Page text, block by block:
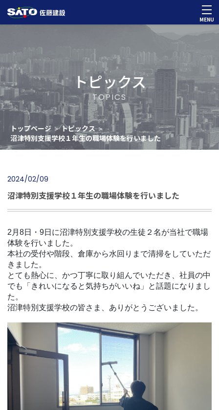
MENU
トピックス
TOPICS
トップページ > トピックス >
沼津特別支援学校１年生の職場体験を行いました
2024/02/09
沼津特別支援学校１年生の職場体験を行いました
2月8日・9日に沼津特別支援学校の生徒２名が当社で職場
体験を行いました。
本社の受付や階段、倉庫から水回りまで清掃をしていただ
きました。
とても熱心に、かつ丁寧に取り組んでいただき、社員の中
でも「きれいになると気持ちがいいね」と話題になりまし
た。
沼津特別支援学校の皆さま、ありがとうございました。